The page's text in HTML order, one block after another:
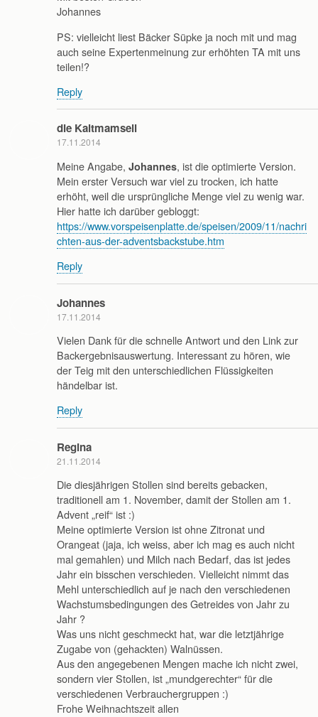
Johannes
PS: vielleicht liest Bäcker Süpke ja noch mit und mag
auch seine Expertenmeinung zur erhöhten TA mit uns
teilen!?
Reply
die Kaltmamsell
17.11.2014
Meine Angabe, Johannes, ist die optimierte Version.
Mein erster Versuch war viel zu trocken, ich hatte
erhöht, weil die ursprüngliche Menge viel zu wenig war.
Hier hatte ich darüber gebloggt:
https://www.vorspeisenplatte.de/speisen/2009/11/nachri
chten-aus-der-adventsbackstube.htm
Reply
Johannes
17.11.2014
Vielen Dank für die schnelle Antwort und den Link zur
Backergebnisauswertung. Interessant zu hören, wie
der Teig mit den unterschiedlichen Flüssigkeiten
händelbar ist.
Reply
Regina
21.11.2014
Die diesjährigen Stollen sind bereits gebacken,
traditionell am 1. November, damit der Stollen am 1.
Advent „reif“ ist :)
Meine optimierte Version ist ohne Zitronat und
Orangeat (jaja, ich weiss, aber ich mag es auch nicht
mal gemahlen) und Milch nach Bedarf, das ist jedes
Jahr ein bisschen verschieden. Vielleicht nimmt das
Mehl unterschiedlich auf je nach den verschiedenen
Wachstumsbedingungen des Getreides von Jahr zu
Jahr ?
Was uns nicht geschmeckt hat, war die letztjährige
Zugabe von (gehackten) Walnüssen.
Aus den angegebenen Mengen mache ich nicht zwei,
sondern vier Stollen, ist „mundgerechter“ für die
verschiedenen Verbrauchergruppen :)
Frohe Weihnachtszeit allen